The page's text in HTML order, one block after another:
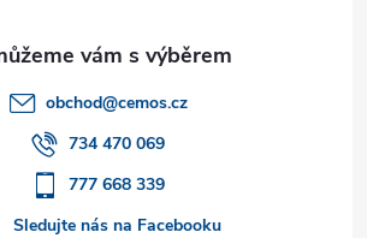
obchod@cemos.cz
734 470 069
777 668 339
Sledujte nás na Facebooku